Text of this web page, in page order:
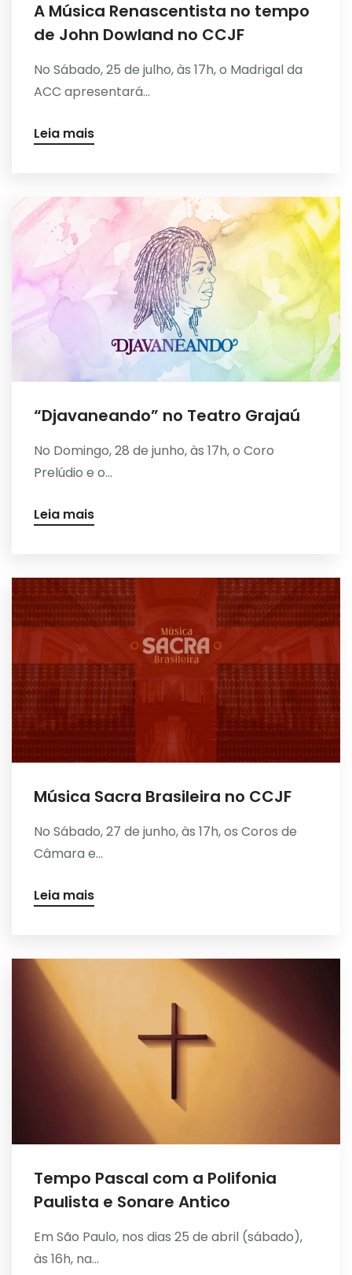
A Música Renascentista no tempo
de John Dowland no CCJF
No Sábado, 25 de julho, às 17h, o Madrigal da
ACC apresentará...
Leia mais
“Djavaneando” no Teatro Grajaú
No Domingo, 28 de junho, às 17h, o Coro
Prelúdio e o...
Leia mais
Música Sacra Brasileira no CCJF
No Sábado, 27 de junho, às 17h, os Coros de
Câmara e...
Leia mais
Tempo Pascal com a Polifonia
Paulista e Sonare Antico
Em São Paulo, nos dias 25 de abril (sábado),
às 16h, na...